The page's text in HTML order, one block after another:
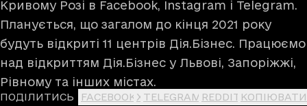
Кривому Розі в Facebook, Instagram і Telegram.
Планується, що загалом до кінця 2021 року
будуть відкриті 11 центрів Дія.Бізнес. Працюємо
над відкриттям Дія.Бізнес у Львові, Запоріжжі,
Рівному та інших містах.
ПОДІЛИТИСЬ FACEBOOK X TELEGRAM REDDIT КОПІЮВАТИ